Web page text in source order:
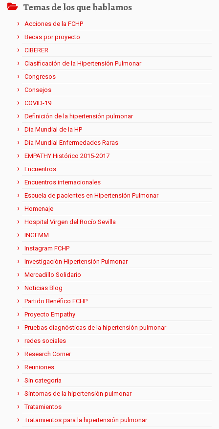
Temas de los que hablamos
Acciones de la FCHP
Becas por proyecto
CIBERER
Clasificación de la Hipertensión Pulmonar
Congresos
Consejos
COVID-19
Definición de la hipertensión pulmonar
Día Mundial de la HP
Día Mundial Enfermedades Raras
EMPATHY Histórico 2015-2017
Encuentros
Encuentros internacionales
Escuela de pacientes en Hipertensión Pulmonar
Homenaje
Hospital Virgen del Rocío Sevilla
INGEMM
Instagram FCHP
Investigación Hipertensión Pulmonar
Mercadillo Solidario
Noticias Blog
Partido Benéfico FCHP
Proyecto Empathy
Pruebas diagnósticas de la hipertensión pulmonar
redes sociales
Research Corner
Reuniones
Sin categoría
Síntomas de la hipertensión pulmonar
Tratamientos
Tratamientos para la hipertensión pulmonar